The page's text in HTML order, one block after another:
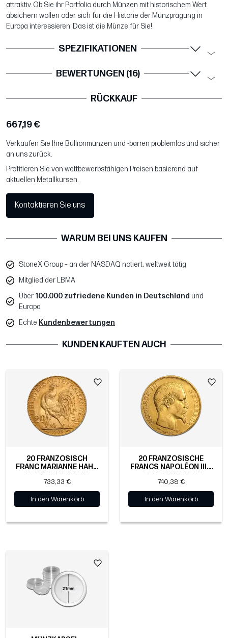
attraktiv. Ob Sie ihr Portfolio durch Münzen mit historischem Wert
absichern wollen oder sich für die Historie der Münzprägung in
Europa interessieren: Das ist die Münze für Sie!
SPEZIFIKATIONEN
BEWERTUNGEN (16)
RÜCKKAUF
667,19 €
Verkaufen Sie Ihre Bullionmünzen und -barren problemlos und sicher
an uns zurück.
Profitieren Sie von wettbewerbsfähigen Preisen basierend auf
aktuellen Metallkursen.
Kontaktieren Sie uns
WARUM BEI UNS KAUFEN
StoneX Group – an der NASDAQ notiert, weltweit tätig
Mitglied der LBMA
Über 100.000 zufriedene Kunden in Deutschland und
Europa
Echte Kundenbewertungen
KUNDEN KAUFTEN AUCH
20 FRANZÖSISCH
FRANC​ MARIANNE HAHN
733,33 €
In den Warenkorb
20 FRANZÖSISCHE
FRANCS NAPOLÉON III. |
740,38 €
In den Warenkorb